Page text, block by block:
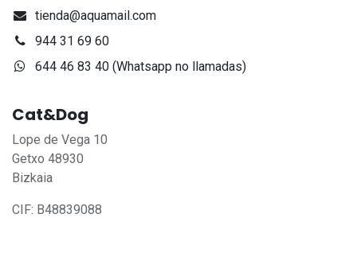
tienda@aquamail.com
944 31 69 60
644 46 83 40 (Whatsapp no llamadas)
Cat&Dog
Lope de Vega 10
Getxo 48930
Bizkaia
CIF: B48839088